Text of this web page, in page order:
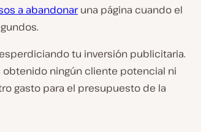
a abandonaruna página cuando el
tu inversión publicitaria.
obtenido ningún cliente potencial ni
gasto para el presupuesto de la